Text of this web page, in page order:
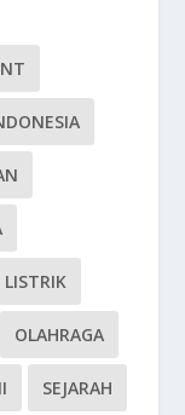
OLAHRAGA
SEJARAH